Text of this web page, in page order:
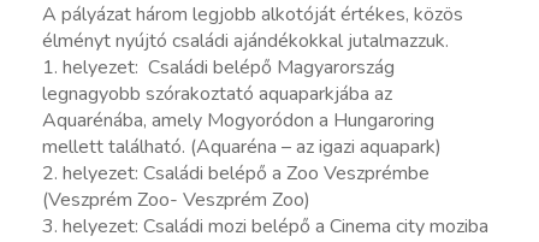
A pályázat három legjobb alkotóját értékes, közös
élményt nyújtó családi ajándékokkal jutalmazzuk.
1. helyezet: Családi belépő Magyarország
legnagyobb szórakoztató aquaparkjába az
Aquarénába, amely Mogyoródon a Hungaroring
mellett található. (Aquaréna – az igazi aquapark)
2. helyezet: Családi belépő a Zoo Veszprémbe
(Veszprém Zoo- Veszprém Zoo)
3. helyezet: Családi mozi belépő a Cinema city moziba